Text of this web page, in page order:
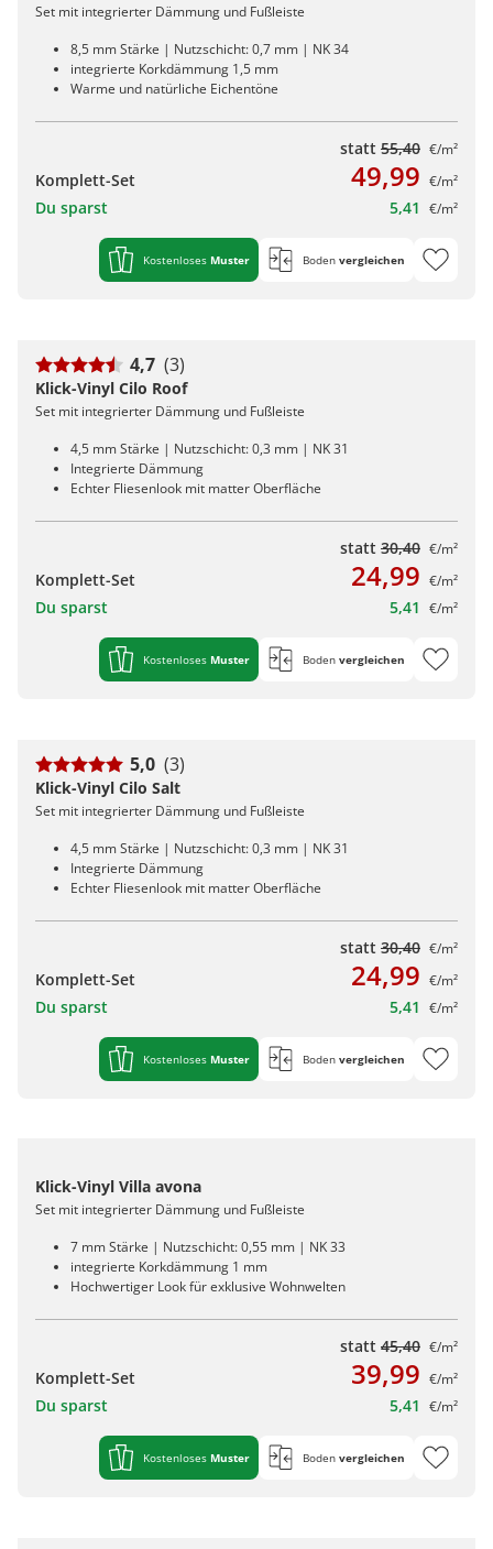
Set mit integrierter Dämmung und Fußleiste
8,5 mm Stärke | Nutzschicht: 0,7 mm | NK 34
integrierte Korkdämmung 1,5 mm
Warme und natürliche Eichentöne
statt 55,40 €/m²
Komplett-Set 49,99 €/m²
Du sparst 5,41 €/m²
Kostenloses Muster Boden vergleichen
4,7 (3)
Klick-Vinyl Cilo Roof
Set mit integrierter Dämmung und Fußleiste
4,5 mm Stärke | Nutzschicht: 0,3 mm | NK 31
Integrierte Dämmung
Echter Fliesenlook mit matter Oberfläche
statt 30,40 €/m²
Komplett-Set 24,99 €/m²
Du sparst 5,41 €/m²
Kostenloses Muster Boden vergleichen
5,0 (3)
Klick-Vinyl Cilo Salt
Set mit integrierter Dämmung und Fußleiste
4,5 mm Stärke | Nutzschicht: 0,3 mm | NK 31
Integrierte Dämmung
Echter Fliesenlook mit matter Oberfläche
statt 30,40 €/m²
Komplett-Set 24,99 €/m²
Du sparst 5,41 €/m²
Kostenloses Muster Boden vergleichen
Klick-Vinyl Villa avona
Set mit integrierter Dämmung und Fußleiste
7 mm Stärke | Nutzschicht: 0,55 mm | NK 33
integrierte Korkdämmung 1 mm
Hochwertiger Look für exklusive Wohnwelten
statt 45,40 €/m²
Komplett-Set 39,99 €/m²
Du sparst 5,41 €/m²
Kostenloses Muster Boden vergleichen